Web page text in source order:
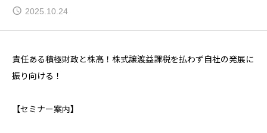
2025.10.24
責任ある積極財政と株高！株式譲渡益課税を払わず自社の発展に
振り向ける！
【セミナー案内】